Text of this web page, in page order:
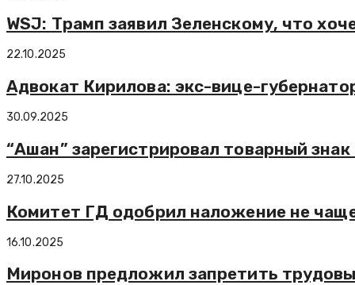
WSJ: Трамп заявил Зеленскому, что
22.10.2025
Адвокат Кирилова: экс-вице-
30.09.2025
“Ашан” зарегистрировал товарный
27.10.2025
Комитет ГД одобрил наложение не
16.10.2025
Миронов предложил запретить